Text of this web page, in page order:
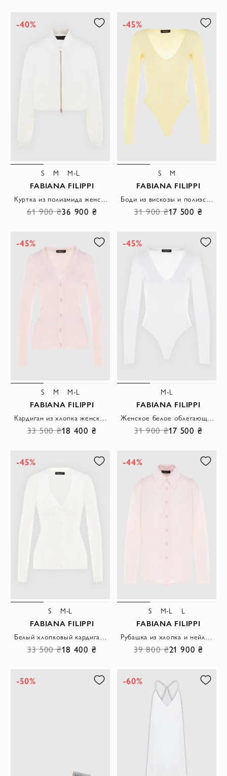
-40%
S M M-L
FABIANA FILIPPI
61 900 ₴36 900 ₴
-45%
S M
FABIANA FILIPPI
31 900 ₴17 500 ₴
-45%
S M M-L
FABIANA FILIPPI
33 500 ₴18 400 ₴
-45%
M-L
FABIANA FILIPPI
31 900 ₴17 500 ₴
-45%
S M-L
FABIANA FILIPPI
33 500 ₴18 400 ₴
-44%
S M-L L
FABIANA FILIPPI
39 800 ₴21 900 ₴
-50% -60%